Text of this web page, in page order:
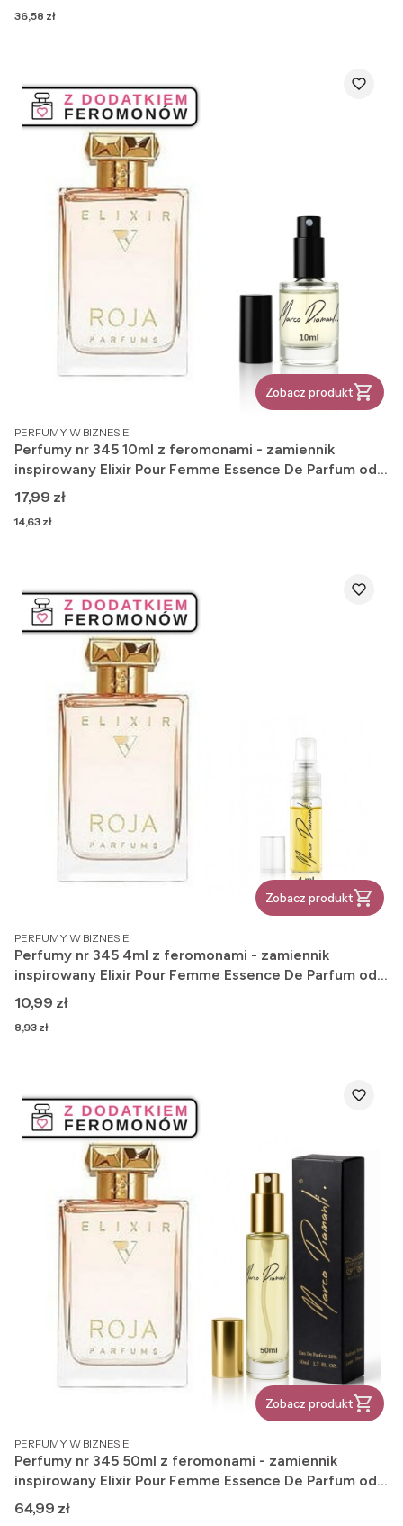
Cena
36,58 zł
Zobacz produkt
PRODUCENT
PERFUMY W BIZNESIE
Perfumy nr 345 10ml z feromonami - zamiennik
inspirowany Elixir Pour Femme Essence De Parfum od
Roja Dove
Cena
17,99 zł
Cena
14,63 zł
Zobacz produkt
PRODUCENT
PERFUMY W BIZNESIE
Perfumy nr 345 4ml z feromonami - zamiennik
inspirowany Elixir Pour Femme Essence De Parfum od
Roja Dove
Cena
10,99 zł
Cena
8,93 zł
Zobacz produkt
PRODUCENT
PERFUMY W BIZNESIE
Perfumy nr 345 50ml z feromonami - zamiennik
inspirowany Elixir Pour Femme Essence De Parfum od
Roja Dove
Cena
64,99 zł